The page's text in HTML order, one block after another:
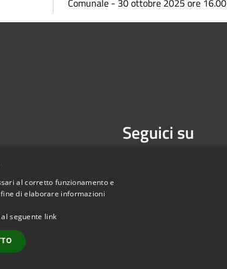
Comunale - 30 ottobre 2025 ore 16.00
Seguici su
2026 • Comune di Isernia • Powered by
al corretto funzionamento e
di elaborare informazioni
seguente link